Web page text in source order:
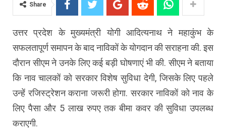
Share
उत्तर प्रदेश के मुख्यमंत्री योगी आदित्यनाथ ने महाकुंभ के
सफलतापूर्ण समापन के बाद नाविकों के योगदान की सराहना की. इस
दौरान सीएम ने उनके लिए कई बड़ी घोषणाएं भी की. सीएम ने बताया
कि नाव चालकों को सरकार विशेष सुविधा देगी, जिसके लिए पहले
उन्हें रजिस्ट्रेशन कराना जरूरी होगा. सरकार नाविकों को नाव के
लिए पैसा और 5 लाख रुपए तक बीमा कवर की सुविधा उपलब्ध
कराएगी.